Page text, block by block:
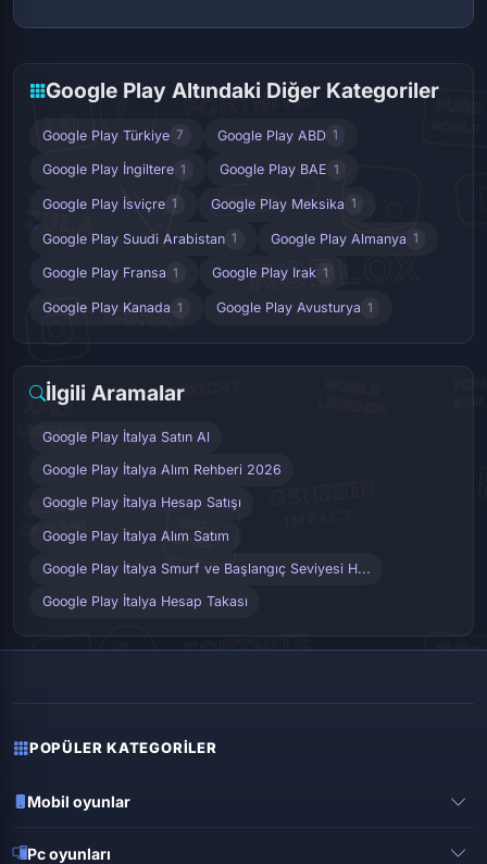
Google Play Altındaki Diğer Kategoriler
Google Play Türkiye 7 Google Play ABD 1
Google Play İngiltere 1 Google Play BAE 1
Google Play İsviçre 1 Google Play Meksika 1
Google Play Suudi Arabistan 1 Google Play Almanya 1
Google Play Fransa 1 Google Play Irak 1
Google Play Kanada 1 Google Play Avusturya 1
İlgili Aramalar
Google Play İtalya Satın Al
Google Play İtalya Alım Rehberi 2026
Google Play İtalya Hesap Satışı
Google Play İtalya Alım Satım
Google Play İtalya Smurf ve Başlangıç Seviyesi H...
Google Play İtalya Hesap Takası
POPÜLER KATEGORILER
Mobil oyunlar
Pc oyunları